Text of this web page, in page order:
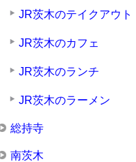
JR茨木のテイクアウト
JR茨木のカフェ
JR茨木のランチ
JR茨木のラーメン
総持寺
南茨木